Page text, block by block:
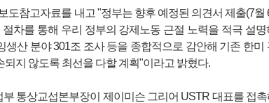
도참고자료를 내고 "정부는 향후 예정된 의견서 제출(7월
절차를 통해 우리 정부의 강제노동 근절 노력을 적극 설
생산 분야 301조 조사 등을 종합적으로 감안해 기존 한미
되지 않도록 최선을 다할 계획"이라고 밝혔다.
통상교섭본부장이 제이미슨 그리어 USTR 대표를 접